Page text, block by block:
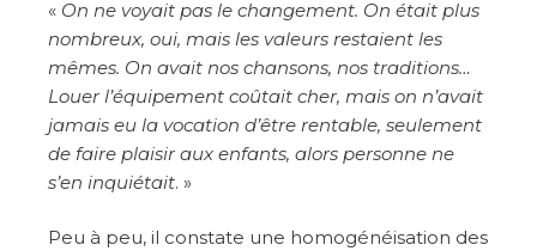
« On ne voyait pas le changement. On était plus
nombreux, oui, mais les valeurs restaient les
mêmes. On avait nos chansons, nos traditions…
Louer l’équipement coûtait cher, mais on n’avait
jamais eu la vocation d’être rentable, seulement
de faire plaisir aux enfants, alors personne ne
s’en inquiétait. »
Peu à peu, il constate une homogénéisation des